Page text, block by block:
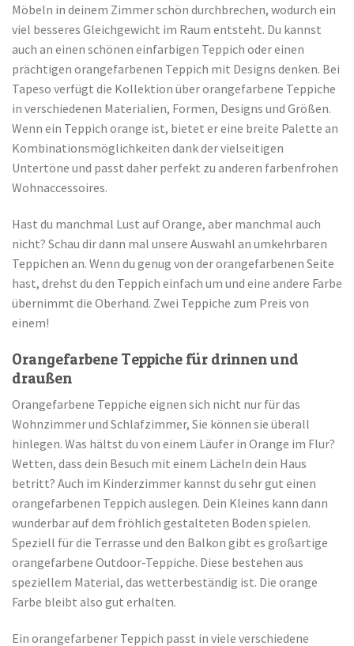
Möbeln in deinem Zimmer schön durchbrechen, wodurch ein
viel besseres Gleichgewicht im Raum entsteht. Du kannst
auch an einen schönen einfarbigen Teppich oder einen
prächtigen orangefarbenen Teppich mit Designs denken. Bei
Tapeso verfügt die Kollektion über orangefarbene Teppiche
in verschiedenen Materialien, Formen, Designs und Größen.
Wenn ein Teppich orange ist, bietet er eine breite Palette an
Kombinationsmöglichkeiten dank der vielseitigen
Untertöne und passt daher perfekt zu anderen farbenfrohen
Wohnaccessoires.
Hast du manchmal Lust auf Orange, aber manchmal auch
nicht? Schau dir dann mal unsere Auswahl an umkehrbaren
Teppichen an. Wenn du genug von der orangefarbenen Seite
hast, drehst du den Teppich einfach um und eine andere Farbe
übernimmt die Oberhand. Zwei Teppiche zum Preis von
einem!
Orangefarbene Teppiche für drinnen und
draußen
Orangefarbene Teppiche eignen sich nicht nur für das
Wohnzimmer und Schlafzimmer, Sie können sie überall
hinlegen. Was hältst du von einem Läufer in Orange im Flur?
Wetten, dass dein Besuch mit einem Lächeln dein Haus
betritt? Auch im Kinderzimmer kannst du sehr gut einen
orangefarbenen Teppich auslegen. Dein Kleines kann dann
wunderbar auf dem fröhlich gestalteten Boden spielen.
Speziell für die Terrasse und den Balkon gibt es großartige
orangefarbene Outdoor-Teppiche. Diese bestehen aus
speziellem Material, das wetterbeständig ist. Die orange
Farbe bleibt also gut erhalten.
Ein orangefarbener Teppich passt in viele verschiedene